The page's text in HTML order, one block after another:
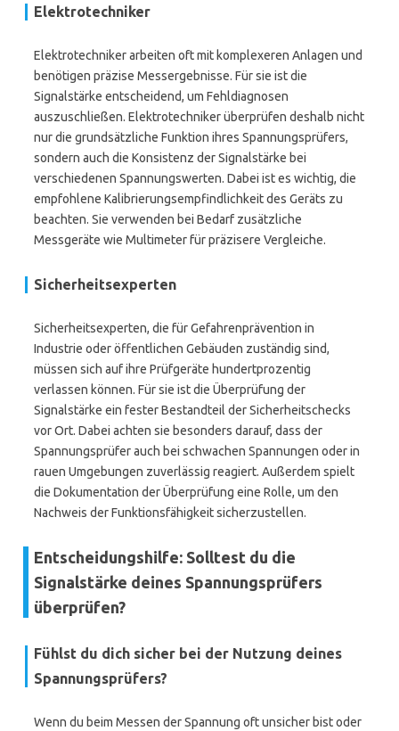
Elektrotechniker
Elektrotechniker arbeiten oft mit komplexeren Anlagen und
benötigen präzise Messergebnisse. Für sie ist die
Signalstärke entscheidend, um Fehldiagnosen
auszuschließen. Elektrotechniker überprüfen deshalb nicht
nur die grundsätzliche Funktion ihres Spannungsprüfers,
sondern auch die Konsistenz der Signalstärke bei
verschiedenen Spannungswerten. Dabei ist es wichtig, die
empfohlene Kalibrierungsempfindlichkeit des Geräts zu
beachten. Sie verwenden bei Bedarf zusätzliche
Messgeräte wie Multimeter für präzisere Vergleiche.
Sicherheitsexperten
Sicherheitsexperten, die für Gefahrenprävention in
Industrie oder öffentlichen Gebäuden zuständig sind,
müssen sich auf ihre Prüfgeräte hundertprozentig
verlassen können. Für sie ist die Überprüfung der
Signalstärke ein fester Bestandteil der Sicherheitschecks
vor Ort. Dabei achten sie besonders darauf, dass der
Spannungsprüfer auch bei schwachen Spannungen oder in
rauen Umgebungen zuverlässig reagiert. Außerdem spielt
die Dokumentation der Überprüfung eine Rolle, um den
Nachweis der Funktionsfähigkeit sicherzustellen.
Entscheidungshilfe: Solltest du die
Signalstärke deines Spannungsprüfers
überprüfen?
Fühlst du dich sicher bei der Nutzung deines
Spannungsprüfers?
Wenn du beim Messen der Spannung oft unsicher bist oder